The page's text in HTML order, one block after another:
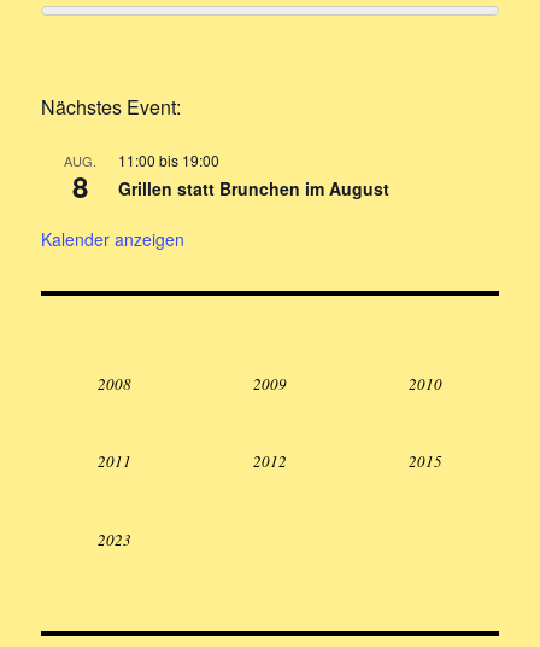
Nächstes Event:
AUG.
8
11:00 bis 19:00
Grillen statt Brunchen im August
Kalender anzeigen
2008 2009 2010
2011 2012 2015
2023